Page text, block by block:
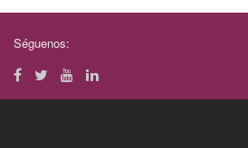
Séguenos: